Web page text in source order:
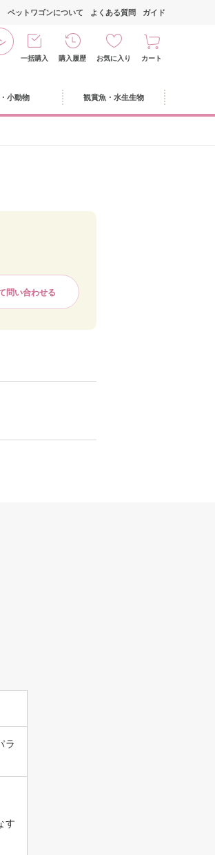
ペットワゴンについて よくある質問 ガイド
一括購入 購入履歴 お気に入り カート
小動物 観賞魚・水生生物
問い合わせる
ラ
す